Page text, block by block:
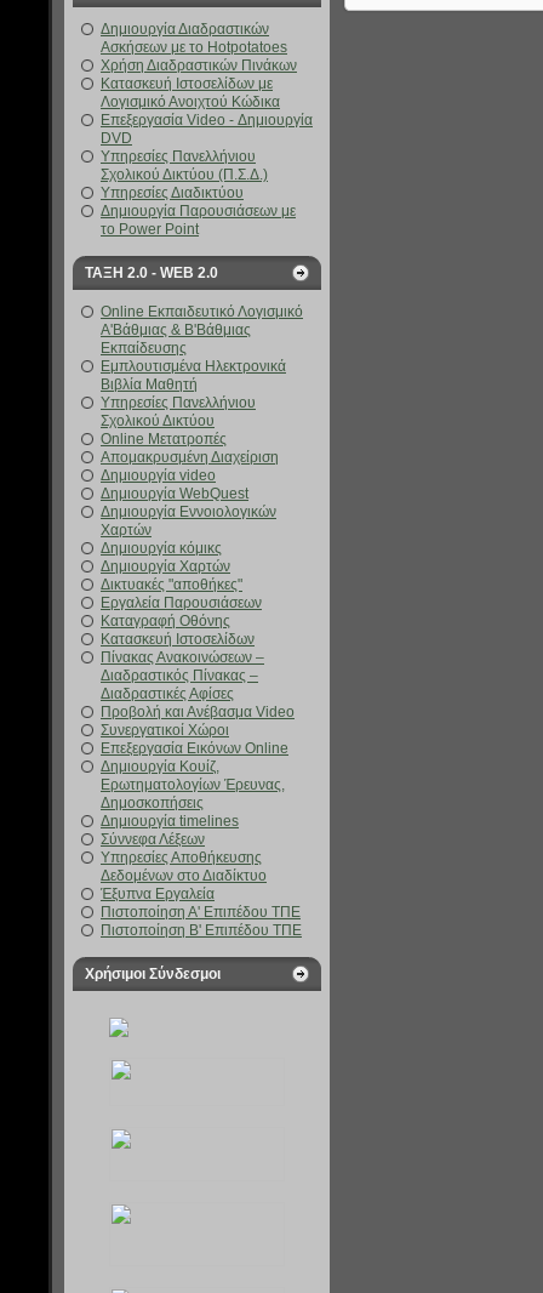
Δημιουργία Διαδραστικών
Ασκήσεων με το Hotpotatoes
Χρήση Διαδραστικών Πινάκων
Κατασκευή Ιστοσελίδων με
Λογισμικό Ανοιχτού Κώδικα
Επεξεργασία Video - Δημιουργία
DVD
Υπηρεσίες Πανελλήνιου
Σχολικού Δικτύου (Π.Σ.Δ.)
Υπηρεσίες Διαδικτύου
Δημιουργία Παρουσιάσεων με
το Power Point
ΤΑΞΗ 2.0 - WEB 2.0
Online Εκπαιδευτικό Λογισμικό
Α'Βάθμιας & Β'Βάθμιας
Εκπαίδευσης
Εμπλουτισμένα Ηλεκτρονικά
Βιβλία Μαθητή
Υπηρεσίες Πανελλήνιου
Σχολικού Δικτύου
Online Μετατροπές
Απομακρυσμένη Διαχείριση
Δημιουργία video
Δημιουργία WebQuest
Δημιουργία Εννοιολογικών
Χαρτών
Δημιουργία κόμικς
Δημιουργία Χαρτών
Δικτυακές "αποθήκες"
Εργαλεία Παρουσιάσεων
Καταγραφή Οθόνης
Κατασκευή Ιστοσελίδων
Πίνακας Ανακοινώσεων –
Διαδραστικός Πίνακας –
Διαδραστικές Αφίσες
Προβολή και Ανέβασμα Video
Συνεργατικοί Χώροι
Επεξεργασία Εικόνων Online
Δημιουργία Κουίζ,
Ερωτηματολογίων Έρευνας,
Δημοσκοπήσεις
Δημιουργία timelines
Σύννεφα Λέξεων
Υπηρεσίες Αποθήκευσης
Δεδομένων στο Διαδίκτυο
Έξυπνα Εργαλεία
Πιστοποίηση Α' Επιπέδου ΤΠΕ
Πιστοποίηση Β' Επιπέδου ΤΠΕ
Χρήσιμοι Σύνδεσμοι